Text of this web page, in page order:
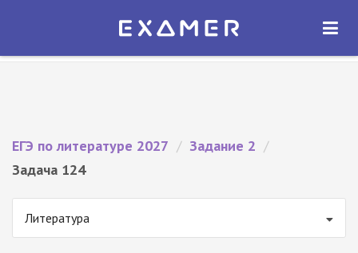
Экзамер — ЕГЭ 2027
ОТКРЫТЬ
ЕГЭ по литературе 2027 / Задание 2 /
Задача 124
Литература